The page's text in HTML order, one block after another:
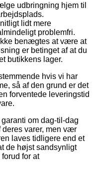
udbringning hjem til
lidt mere
problemfri.
benægtes at være at
er betinget af at du
butikkens lager.
hvis vi har
så af den grund er det
forventede leveringstid
om dag-til-dag
deres varer, men vær
laves tidligere end et
de højst sandsynligt
for at